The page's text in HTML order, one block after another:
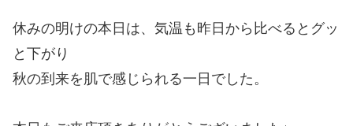
休みの明けの本日は、気温も昨日から比べるとグッ
と下がり
秋の到来を肌で感じられる一日でした。